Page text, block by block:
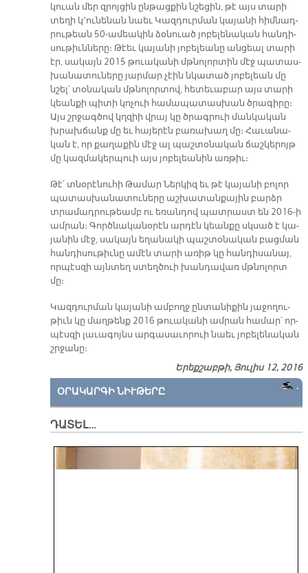
կուան մեր զրոյ­ցին ըն­թաց­քին նշե­ցին, թէ այս տա­րի
տե­ղի կ՚ու­նե­նան նաեւ Կազ­դուր­ման կա­յա­նի հիմ­նադ­
րու­թեան 50-ա­մեա­կին ձօ­նուած յո­բե­լե­նա­կան հան­դի­
սու­թիւն­նե­րը։ Թէեւ կա­յա­նի յո­բե­լեա­նը ան­ցեալ տա­րի
էր, սա­կայն 2015 թուա­կա­նի մթնո­լոր­տին մէջ պա­տաս­
խա­նա­տու­նե­րը յար­մար չէին նկա­տած յո­բե­լեան մը
նշել՝ տօ­նա­կան մթնո­լոր­տով, հե­տե­ւա­բար այս տա­րի
կեան­քի պի­տի կո­չուի հա­մա­պա­տաս­խան ծրա­գի­րը։
Այս շրջագ­ծով կղզիի վրայ կը ծրագ­րուի ման­կա­կան
խրախ­ճանք մը եւ հա­յե­րէն բա­ռա­խաղ մը։ Հա­ւա­նա­
կան է, որ քա­ղա­քին մէջ ալ պաշ­տօ­նա­կան ճաշ­կե­րոյթ
մը կազ­մա­կեր­պուի այս յո­բե­լեա­նին առ­թիւ։
Թէ՛ տնօ­րէ­նու­հի Թա­մար Ներ­կիզ եւ թէ կա­յա­նի բո­լոր
պա­տաս­խա­նա­տու­նե­րը աշ­խա­տան­քա­յին բարձր
տրա­մադ­րու­թեամբ ու ե­ռան­դով պատ­րաստ են 2016-ի
ամ­րան։ Գործ­նա­կա­նօ­րէն ար­դէն կեան­քը սկսած է կա­
յա­նին մէջ, սա­կայն ե­ղա­նա­կի պաշ­տօ­նա­կան բաց­ման
հան­դի­սու­թիւ­նը ա­մէն տա­րի ա­ռիթ կը հան­դի­սա­նայ,
որ­պէս­զի այն­տեղ ստեղ­ծուի խան­դա­վառ մթնո­լորտ
մը։
Կազ­դուր­ման կա­յա­նի ամ­բողջ ըն­տա­նի­քին յա­ջո­ղու­
թիւն կը մաղ­թենք 2016 թուա­կա­նի ամ­րան հա­մար՝ որ­
պէս­զի լա­ւա­գոյնս ար­գա­սա­ւո­րուի նաեւ յո­բե­լե­նա­կան
շրջա­նը։
Երեքշաբթի, Յուլիս 12, 2016
ՕՐԱԿԱՐԳԻ ՆԻՒԹԵՐԸ
ԴԱՏԵԼ…